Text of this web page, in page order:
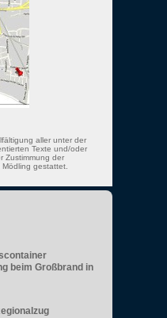
aller unter der
Texte und/oder
Zustimmung der
Mödling gestattet.
beim Großbrand in